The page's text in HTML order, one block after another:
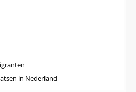
in Nederland